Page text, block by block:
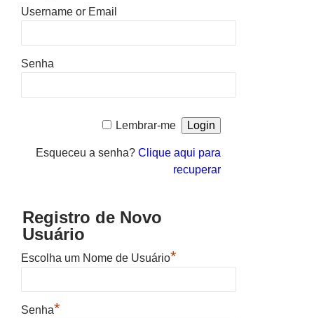
Username or Email
Senha
Lembrar-me
Esqueceu a senha? Clique aqui para
recuperar
Registro de Novo
Usuário
Escolha um Nome de Usuário*
Senha*